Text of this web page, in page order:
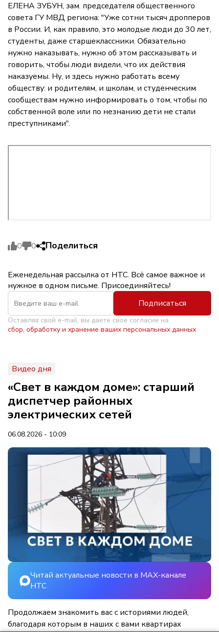
ЕЛЕНА ЗУБУН, зам. председателя общественного
совета ГУ МВД региона: "Уже сотни тысяч дропперов
в России. И, как правило, это молодые люди до 30 лет,
студенты, даже старшеклассники. Обязательно
нужно наказывать, нужно об этом рассказывать и
говорить, чтобы люди видели, что их действия
наказуемы. Ну, и здесь нужно работать всему
обществу: и родителям, и школам, и студенческим
сообществам нужно информировать о том, чтобы по
собственной воле или по незнанию дети не стали
преступниками".
0 0 Поделиться
Еженедельная рассылка от НТС. Всё самое важное и
нужное в одном письме. Присоединяйтесь!
Подписаться
Оставляя свой e-mail, вы даете свое согласие на
сбор, обработку и хранение ваших персональных данных
Видео дня
«Свет в каждом доме»: старший
диспетчер районных
электрических сетей
06.08.2026 - 10:09
Читай актуальные новости в MAX-канале
НТС
Продолжаем знакомить вас с историями людей,
благодаря которым в наших с вами квартирах